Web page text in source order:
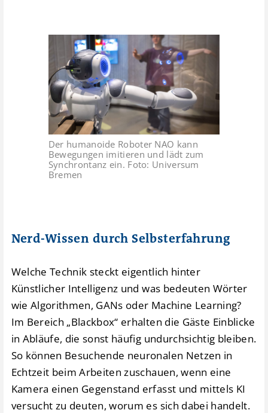
Der humanoide Roboter NAO kann
Bewegungen imitieren und lädt zum
Synchrontanz ein. Foto: Universum
Bremen
Nerd-Wissen durch Selbsterfahrung
Welche Technik steckt eigentlich hinter
Künstlicher Intelligenz und was bedeuten Wörter
wie Algorithmen, GANs oder Machine Learning?
Im Bereich „Blackbox“ erhalten die Gäste Einblicke
in Abläufe, die sonst häufig undurchsichtig bleiben.
So können Besuchende neuronalen Netzen in
Echtzeit beim Arbeiten zuschauen, wenn eine
Kamera einen Gegenstand erfasst und mittels KI
versucht zu deuten, worum es sich dabei handelt.